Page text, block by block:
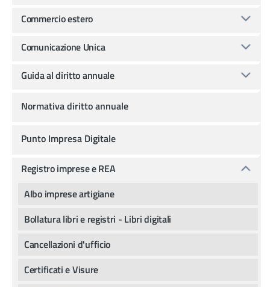
Commercio estero
Comunicazione Unica
Guida al diritto annuale
Normativa diritto annuale
Punto Impresa Digitale
Registro imprese e REA
Albo imprese artigiane
Bollatura libri e registri - Libri digitali
Cancellazioni d'ufficio
Certificati e Visure